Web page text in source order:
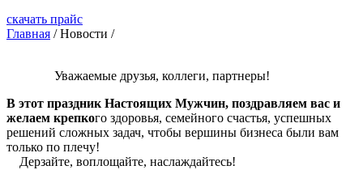
скачать прайс
Главная / Новости /
Уважаемые друзья, коллеги, партнеры!
В этот праздник Настоящих Мужчин, поздравляем вас и
желаем крепкого здоровья, семейного счастья, успешных
решений сложных задач, чтобы вершины бизнеса были вам
только по плечу!
Дерзайте, воплощайте, наслаждайтесь!